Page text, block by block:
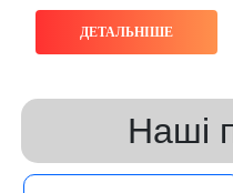
ДЕТАЛЬНІШЕ
Наші